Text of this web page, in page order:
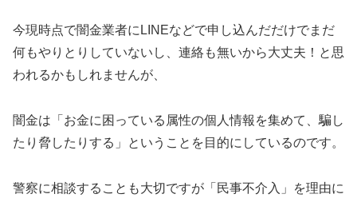
今現時点で闇金業者にLINEなどで申し込んだだけでまだ
何もやりとりしていないし、連絡も無いから大丈夫！と思
われるかもしれませんが、
闇金は「お金に困っている属性の個人情報を集めて、騙し
たり脅したりする」ということを目的にしているのです。
警察に相談することも大切ですが「民事不介入」を理由に